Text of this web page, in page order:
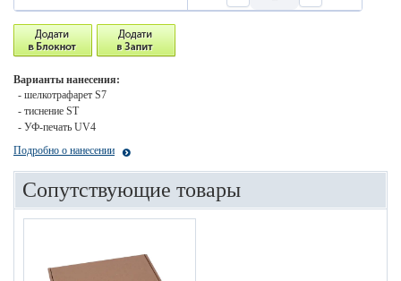
Варианты нанесения:
- шелкотрафарет S7
- тиснение ST
- УФ-печать UV4
Подробно о нанесении
Сопутствующие товары